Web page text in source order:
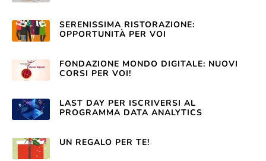
SERENISSIMA RISTORAZIONE:
OPPORTUNITÀ PER VOI
FONDAZIONE MONDO DIGITALE: NUOVI
CORSI PER VOI!
LAST DAY PER ISCRIVERSI AL
PROGRAMMA DATA ANALYTICS
UN REGALO PER TE!